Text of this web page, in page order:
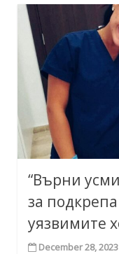
“Върни
за
уязвимите
December 28, 2023